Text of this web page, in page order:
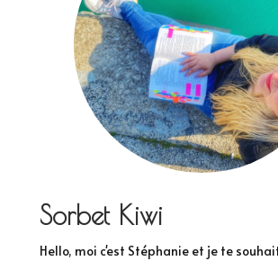
Sorbet Kiwi
Hello, moi c'est Stéphanie et je te